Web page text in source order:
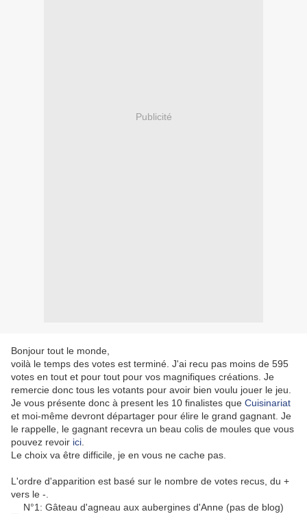
Publicité
Bonjour tout le monde,
voilà le temps des votes est terminé. J'ai recu pas moins de 595
votes en tout et pour tout pour vos magnifiques créations. Je
remercie donc tous les votants pour avoir bien voulu jouer le jeu.
Je vous présente donc à present les 10 finalistes que Cuisinariat
et moi-même devront départager pour élire le grand gagnant. Je
le rappelle, le gagnant recevra un beau colis de moules que vous
pouvez revoir ici
Le choix va être difficile, je en vous ne cache pas.
L'ordre d'apparition est basé sur le nombre de votes recus, du +
vers le -.
N°1: Gâteau d'agneau aux aubergines d'Anne (pas de blog)